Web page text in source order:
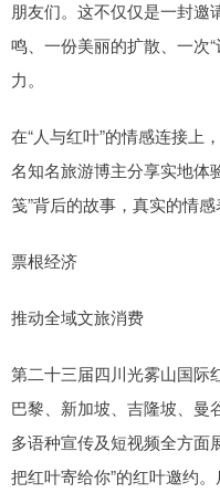
朋友们。这不仅仅是一封邀
鸣、一份美丽的扩散、一次
力。
在“人与红叶”的情感连接上
名知名旅游博主分享实地体
笺”背后的故事，真实的情感
票根经济
推动全域文旅消费
第二十三届四川光雾山国际
巴黎、新加坡、吉隆坡、曼
多语种宣传及短视频全方面
把红叶寄给你”的红叶邀约